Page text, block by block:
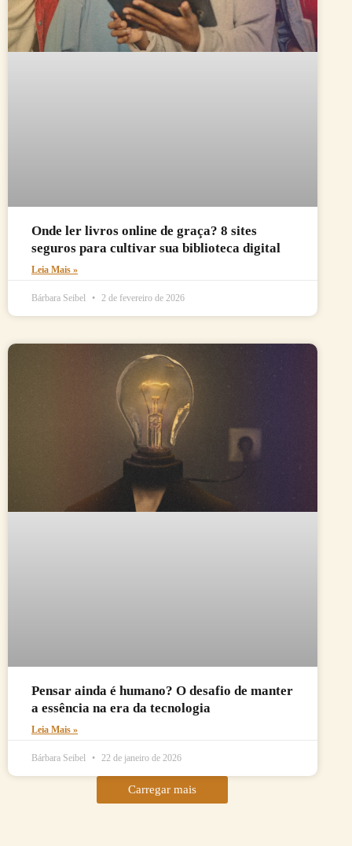
Onde ler livros online de graça? 8 sites
seguros para cultivar sua biblioteca digital
Leia Mais »
Bárbara Seibel 2 de fevereiro de 2026
Pensar ainda é humano? O desafio de manter
a essência na era da tecnologia
Leia Mais »
Bárbara Seibel 22 de janeiro de 2026
Carregar mais